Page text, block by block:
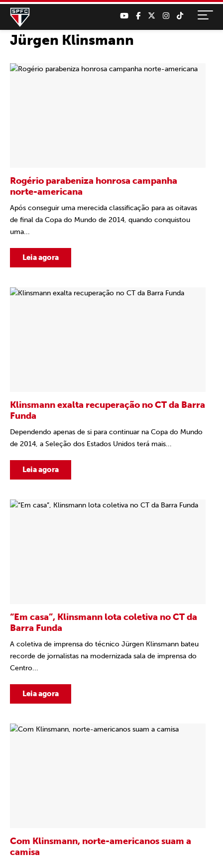
Jürgen Klinsmann
Rogério parabeniza honrosa campanha
norte-americana
Após conseguir uma merecida classificação para as oitavas
de final da Copa do Mundo de 2014, quando conquistou
uma...
Leia agora
Klinsmann exalta recuperação no CT da Barra
Funda
Dependendo apenas de si para continuar na Copa do Mundo
de 2014, a Seleção dos Estados Unidos terá mais...
Leia agora
“Em casa”, Klinsmann lota coletiva no CT da
Barra Funda
A coletiva de imprensa do técnico Jürgen Klinsmann bateu
recorde de jornalistas na modernizada sala de imprensa do
Centro...
Leia agora
Com Klinsmann, norte-americanos suam a
camisa